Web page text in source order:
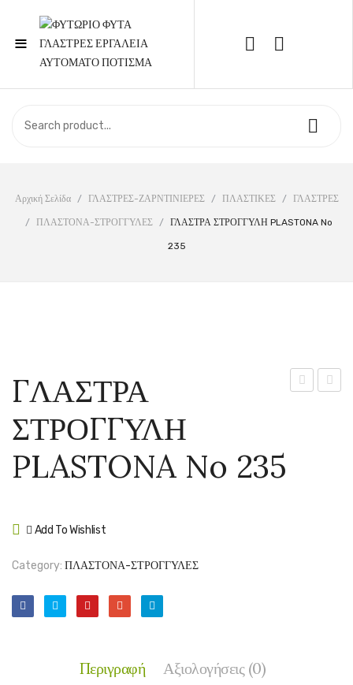
≡
Call Support: 210 6857844
ΣΧΕΤΙΚΆ ΜΕ ΕΜΆΣ
ΕΠΙΚΟΙΝΩΝΊΑ
Αρχική Σελίδα / ΓΛΑΣΤΡΕΣ-ΖΑΡΝΤΙΝΙΕΡΕΣ / ΠΛΑΣΤΙΚΕΣ / ΓΛΑΣΤΡΕΣ
/ ΠΛΑΣΤΟΝΑ-ΣΤΡΟΓΓΥΛΕΣ / ΓΛΑΣΤΡΑ ΣΤΡΟΓΓΥΛΗ PLASTONA No
235
ΓΛΑΣΤΡΑ
ΣΤΡΟΓΓΥΛΗ
PLASTONA No 235
Add To Wishlist
Category: ΠΛΑΣΤΟΝΑ-ΣΤΡΟΓΓΥΛΕΣ
Περιγραφή Αξιολογήσεις (0)